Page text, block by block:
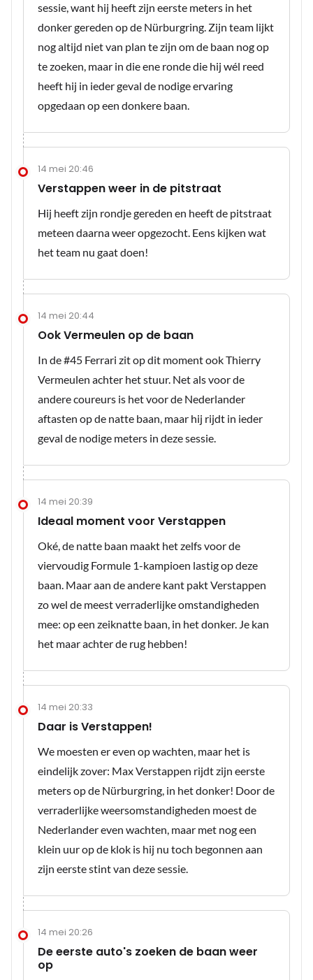
sessie, want hij heeft zijn eerste meters in het
donker gereden op de Nürburgring. Zijn team lijkt
nog altijd niet van plan te zijn om de baan nog op
te zoeken, maar in die ene ronde die hij wél reed
heeft hij in ieder geval de nodige ervaring
opgedaan op een donkere baan.
14 mei 20:46
Verstappen weer in de pitstraat
Hij heeft zijn rondje gereden en heeft de pitstraat
meteen daarna weer opgezocht. Eens kijken wat
het team nu gaat doen!
14 mei 20:44
Ook Vermeulen op de baan
In de #45 Ferrari zit op dit moment ook Thierry
Vermeulen achter het stuur. Net als voor de
andere coureurs is het voor de Nederlander
aftasten op de natte baan, maar hij rijdt in ieder
geval de nodige meters in deze sessie.
14 mei 20:39
Ideaal moment voor Verstappen
Oké, de natte baan maakt het zelfs voor de
viervoudig Formule 1-kampioen lastig op deze
baan. Maar aan de andere kant pakt Verstappen
zo wel de meest verraderlijke omstandigheden
mee: op een zeiknatte baan, in het donker. Je kan
het maar achter de rug hebben!
14 mei 20:33
Daar is Verstappen!
We moesten er even op wachten, maar het is
eindelijk zover: Max Verstappen rijdt zijn eerste
meters op de Nürburgring, in het donker! Door de
verraderlijke weersomstandigheden moest de
Nederlander even wachten, maar met nog een
klein uur op de klok is hij nu toch begonnen aan
zijn eerste stint van deze sessie.
14 mei 20:26
De eerste auto's zoeken de baan weer
op